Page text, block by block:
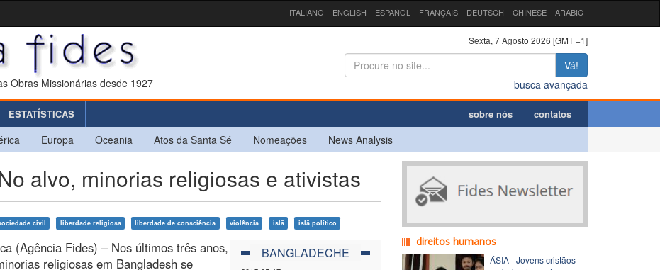
ITALIANO ENGLISH ESPAÑOL FRANÇAIS DEUTSCH CHINESE ARABIC
Obras Missionárias desde 1927
Sexta, 7 Agosto 2026 [GMT +1]
Vá!
busca avançada
ESTATÍSTICAS sobre nós contatos
Europa Oceania Atos da Santa Sé Nomeações News Analysis
alvo, minorias religiosas e ativistas
civil liberdade religiosa liberdade de consciência violência islã
islã político
BANGLADECHE
(Agência Fides) – Nos últimos três anos,
religiosas em Bangladesh se
direitos humanos
ÁSIA - Jovens cristãos